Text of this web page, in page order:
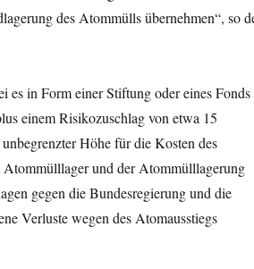
des Atommülls übernehmen“, so
es in Form einer Stiftung oder eines Fonds
einem Risikozuschlag von etwa 15
Höhe für die Kosten des
und der Atommülllagerung
gegen die Bundesregierung und die
Verluste wegen des Atomausstiegs